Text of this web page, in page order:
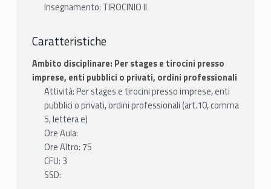
Insegnamento: TIROCINIO II
Caratteristiche
Ambito disciplinare: Per stages e tirocini presso
imprese, enti pubblici o privati, ordini professionali
Attività: Per stages e tirocini presso imprese, enti
pubblici o privati, ordini professionali (art.10, comma
5, lettera e)
Ore Aula:
Ore Altro: 75
CFU: 3
SSD: